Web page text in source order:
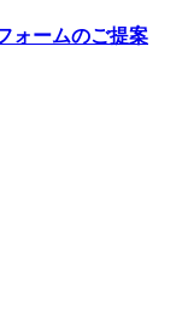
ォームのご提案